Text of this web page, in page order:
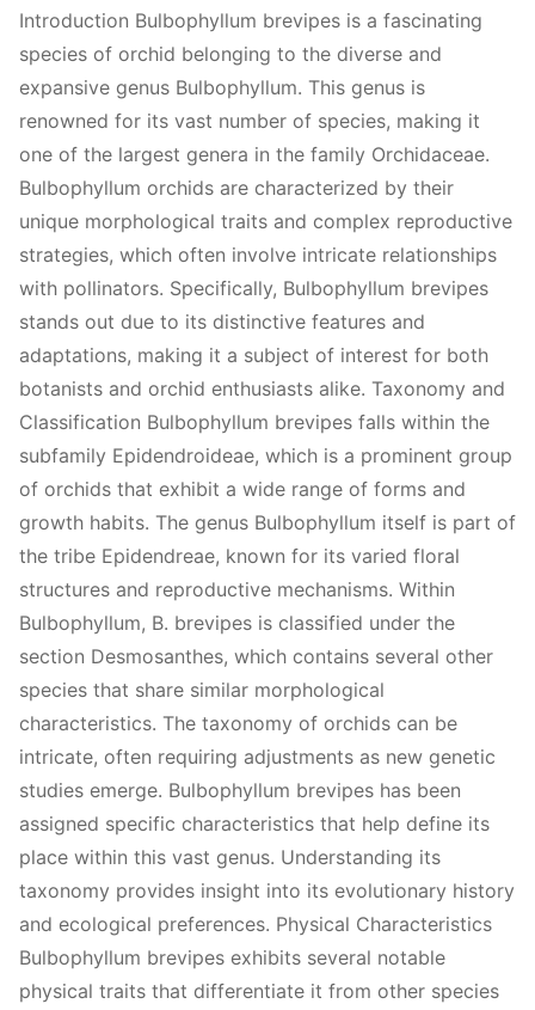
Introduction Bulbophyllum brevipes is a fascinating
species of orchid belonging to the diverse and
expansive genus Bulbophyllum. This genus is
renowned for its vast number of species, making it
one of the largest genera in the family Orchidaceae.
Bulbophyllum orchids are characterized by their
unique morphological traits and complex reproductive
strategies, which often involve intricate relationships
with pollinators. Specifically, Bulbophyllum brevipes
stands out due to its distinctive features and
adaptations, making it a subject of interest for both
botanists and orchid enthusiasts alike. Taxonomy and
Classification Bulbophyllum brevipes falls within the
subfamily Epidendroideae, which is a prominent group
of orchids that exhibit a wide range of forms and
growth habits. The genus Bulbophyllum itself is part of
the tribe Epidendreae, known for its varied floral
structures and reproductive mechanisms. Within
Bulbophyllum, B. brevipes is classified under the
section Desmosanthes, which contains several other
species that share similar morphological
characteristics. The taxonomy of orchids can be
intricate, often requiring adjustments as new genetic
studies emerge. Bulbophyllum brevipes has been
assigned specific characteristics that help define its
place within this vast genus. Understanding its
taxonomy provides insight into its evolutionary history
and ecological preferences. Physical Characteristics
Bulbophyllum brevipes exhibits several notable
physical traits that differentiate it from other species